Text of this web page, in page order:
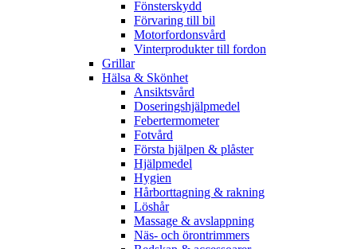
Fönsterskydd
Förvaring till bil
Motorfordonsvård
Vinterprodukter till fordon
Grillar
Hälsa & Skönhet
Ansiktsvård
Doseringshjälpmedel
Febertermometer
Fotvård
Första hjälpen & plåster
Hjälpmedel
Hygien
Hårborttagning & rakning
Löshår
Massage & avslappning
Näs- och örontrimmers